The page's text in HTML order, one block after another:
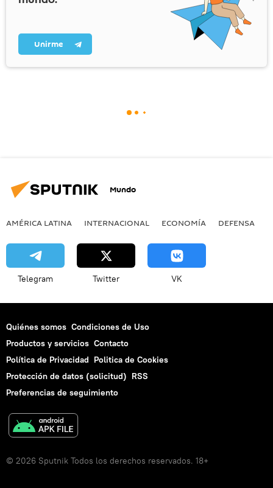
Unirme
Mundo
AMÉRICA LATINA INTERNACIONAL ECONOMÍA DEFENSA
Telegram Twitter VK
Quiénes somos Condiciones de Uso
Productos y servicios Contacto
Política de Privacidad Politica de Cookies
Protección de datos (solicitud) RSS
Preferencias de seguimiento
© 2026 Sputnik Todos los derechos reservados. 18+